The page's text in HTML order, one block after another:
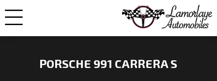
PORSCHE 991 CARRERA S